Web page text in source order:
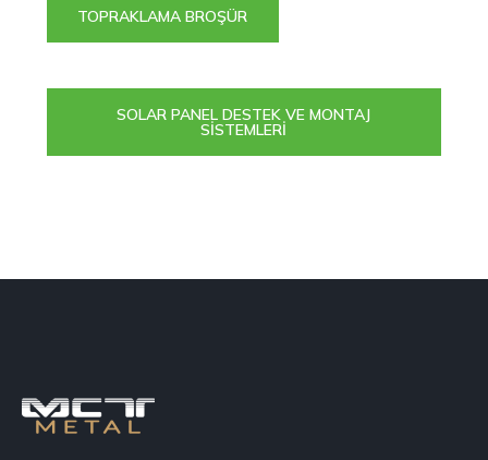
TOPRAKLAMA BROŞÜR
SOLAR PANEL DESTEK VE MONTAJ
SİSTEMLERİ